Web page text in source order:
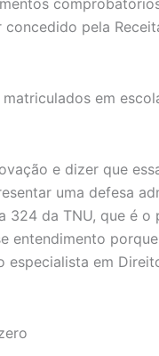
pela
em
e dizer que
uma defesa
324 da TNU, que é
entendimento
especialista em